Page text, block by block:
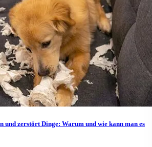
und zerstört Dinge: Warum und wie kann man es